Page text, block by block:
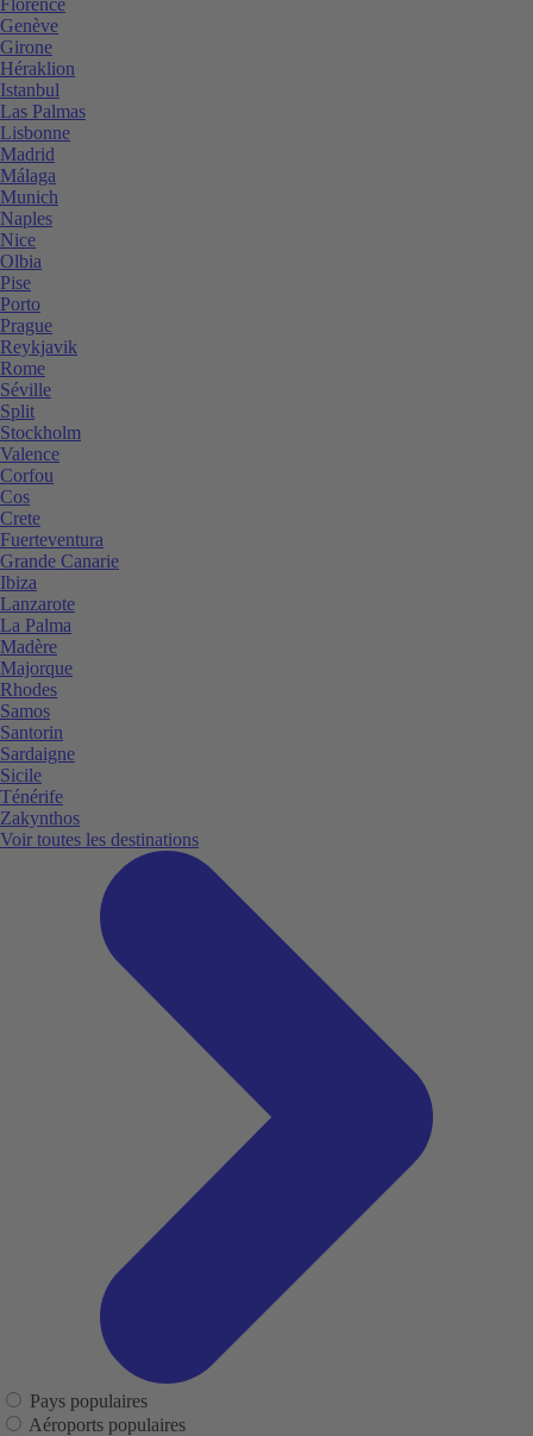
Genève
Girone
Héraklion
Istanbul
Las Palmas
Lisbonne
Madrid
Málaga
Munich
Naples
Nice
Olbia
Pise
Porto
Prague
Reykjavik
Rome
Séville
Split
Stockholm
Valence
Corfou
Cos
Crete
Fuerteventura
Grande Canarie
Ibiza
Lanzarote
La Palma
Madère
Majorque
Rhodes
Samos
Santorin
Sardaigne
Sicile
Ténérife
Zakynthos
Voir toutes les destinations
Pays populaires
Aéroports populaires